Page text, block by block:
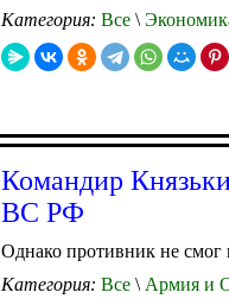
Категория: Все \
Командир
ВС РФ
Однако противник не
Категория: Все \ Армия и